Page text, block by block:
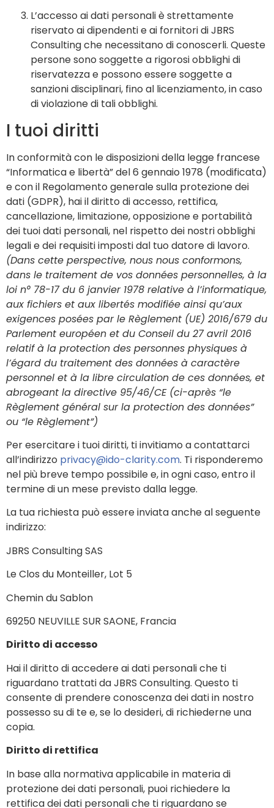
L’accesso ai dati personali è strettamente
riservato ai dipendenti e ai fornitori di JBRS
Consulting che necessitano di conoscerli. Queste
persone sono soggette a rigorosi obblighi di
riservatezza e possono essere soggette a
sanzioni disciplinari, fino al licenziamento, in caso
di violazione di tali obblighi.
I tuoi diritti
In conformità con le disposizioni della legge francese
“Informatica e libertà” del 6 gennaio 1978 (modificata)
e con il Regolamento generale sulla protezione dei
dati (GDPR), hai il diritto di accesso, rettifica,
cancellazione, limitazione, opposizione e portabilità
dei tuoi dati personali, nel rispetto dei nostri obblighi
legali e dei requisiti imposti dal tuo datore di lavoro.
(Dans cette perspective, nous nous conformons,
dans le traitement de vos données personnelles, à la
loi n° 78-17 du 6 janvier 1978 relative à l’informatique,
aux fichiers et aux libertés modifiée ainsi qu’aux
exigences posées par le Règlement (UE) 2016/679 du
Parlement européen et du Conseil du 27 avril 2016
relatif à la protection des personnes physiques à
l’égard du traitement des données à caractère
personnel et à la libre circulation de ces données, et
abrogeant la directive 95/46/CE (ci-après “le
Règlement général sur la protection des données”
ou “le Règlement”)
Per esercitare i tuoi diritti, ti invitiamo a contattarci
all’indirizzo privacy@ido-clarity.com. Ti risponderemo
nel più breve tempo possibile e, in ogni caso, entro il
termine di un mese previsto dalla legge.
La tua richiesta può essere inviata anche al seguente
indirizzo:
JBRS Consulting SAS
Le Clos du Monteiller, Lot 5
Chemin du Sablon
69250 NEUVILLE SUR SAONE, Francia
Diritto di accesso
Hai il diritto di accedere ai dati personali che ti
riguardano trattati da JBRS Consulting. Questo ti
consente di prendere conoscenza dei dati in nostro
possesso su di te e, se lo desideri, di richiederne una
copia.
Diritto di rettifica
In base alla normativa applicabile in materia di
protezione dei dati personali, puoi richiedere la
rettifica dei dati personali che ti riguardano se